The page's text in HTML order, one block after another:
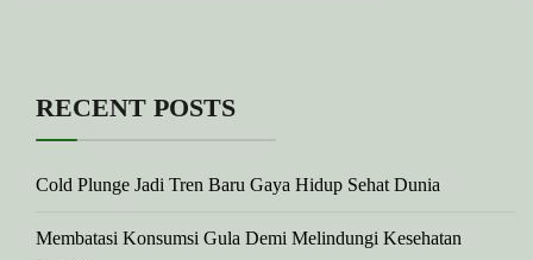
RECENT POSTS
Cold Plunge Jadi Tren Baru Gaya Hidup Sehat Dunia
Membatasi Konsumsi Gula Demi Melindungi Kesehatan